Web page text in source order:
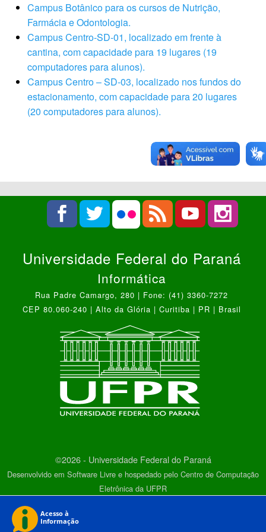
Campus Botânico para os cursos de Nutrição,
Farmácia e Odontologia.
Campus Centro-SD-01, localizado em frente à
cantina, com capacidade para 19 lugares (19
computadores para alunos).
Campus Centro – SD-03, localizado nos fundos do
estacionamento, com capacidade para 20 lugares
(20 computadores para alunos).
Universidade Federal do Paraná
Informática
Rua Padre Camargo, 280 | Fone: (41) 3360-7272
CEP 80.060-240 | Alto da Glória | Curitiba | PR | Brasil
©2026 - Universidade Federal do Paraná
Desenvolvido em Software Livre e hospedado pelo Centro de Computação
Eletrônica da UFPR